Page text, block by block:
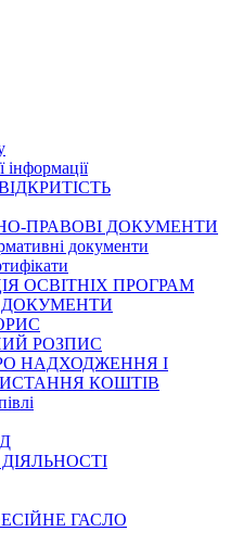
інформації
ПРАВОВІ ДОКУМЕНТИ
документи
ОСВІТНІХ ПРОГРАМ
ДОКУМЕНТИ
РОЗПИС
НАДХОДЖЕННЯ І
КОШТІВ
ГАСЛО